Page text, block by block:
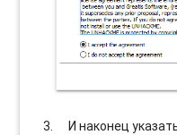
И наконец